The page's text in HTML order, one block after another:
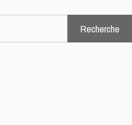
Recherche